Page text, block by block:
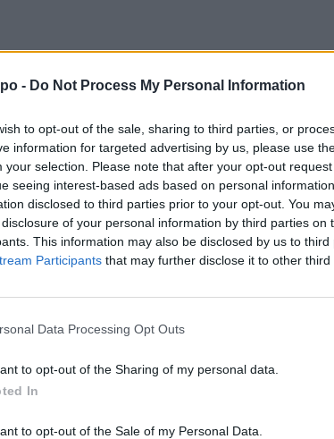
- Do Not Process My Personal Information
to opt-out of the sale, sharing to third parties, or
information for targeted advertising by us, please use
your selection. Please note that after your opt-out
seeing interest-based ads based on personal
disclosed to third parties prior to your opt-out. You
of your personal information by third parties on
This information may also be disclosed by us to
Participants that may further disclose it to other third
Data Processing Opt Outs
to opt-out of the Sharing of my personal data.
In
to opt-out of the Sale of my Personal Data.